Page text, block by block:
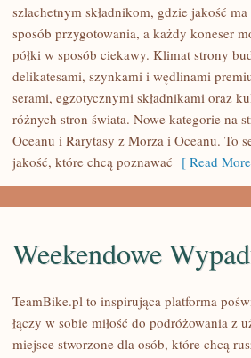
szlachetnym składnikom, gdzie jakość
sposób przygotowania, a każdy koneser
półki w sposób ciekawy. Klimat strony
delikatesami, szynkami i wędlinami
serami, egzotycznymi składnikami oraz
różnych stron świata. Nowe kategorie na
Oceanu i Rarytasy z Morza i Oceanu. To
jakość, które chcą poznawać [ Read
Weekendowe
TeamBike.pl to inspirująca platforma
łączy w sobie miłość do podróżowania z
miejsce stworzone dla osób, które chcą